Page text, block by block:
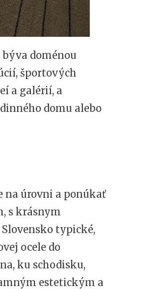
doménou
športových
a galérií, a
domu alebo
na úrovni a ponúkať
s krásnym
typické,
ocele do
ku schodisku,
estetickým a